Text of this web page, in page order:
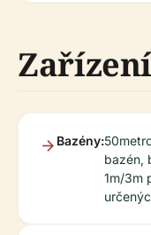
Bazény:
bazén,
1m/3m